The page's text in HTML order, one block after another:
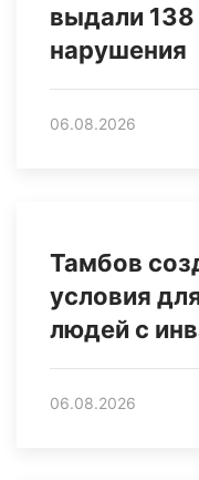
выдали 138
нарушения
06.08.2026
Тамбов
условия
людей с
06.08.2026